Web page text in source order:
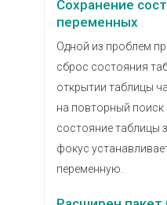
Сохранение
переменных
Одной из проблем
сброс состояния
открытии таблицы
на повторный поиск
состояние таблицы
фокус
переменную.